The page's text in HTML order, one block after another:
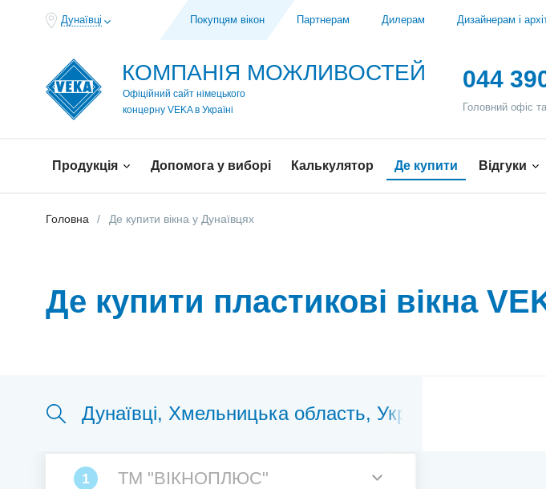
Дунаївці Покупцям вікон Партнерам Дилерам Дизайнерам і
КОМПАНІЯ МОЖЛИВОСТЕЙ
Офіційний сайт німецького
концерну VEKA в Україні
044
Головний офіс
Продукція Допомога у виборі Калькулятор Де купити Відгуки
Головна Де купити вiкна у Дунаївцях
Де купити пластикові вікна
1 ТМ "ВІКНОПЛЮС"